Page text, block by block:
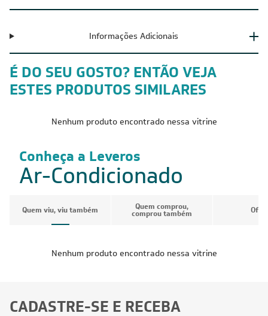
Informações Adicionais
É DO SEU GOSTO? ENTÃO VEJA
ESTES PRODUTOS SIMILARES
Nenhum produto encontrado nessa vitrine
Conheça a Leveros
Ar-Condicionado
Quem viu, viu também Quem comprou,
comprou também
Nenhum produto encontrado nessa vitrine
CADASTRE-SE E RECEBA